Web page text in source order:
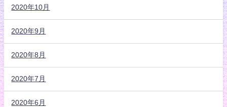
2020年10月
2020年9月
2020年8月
2020年7月
2020年6月